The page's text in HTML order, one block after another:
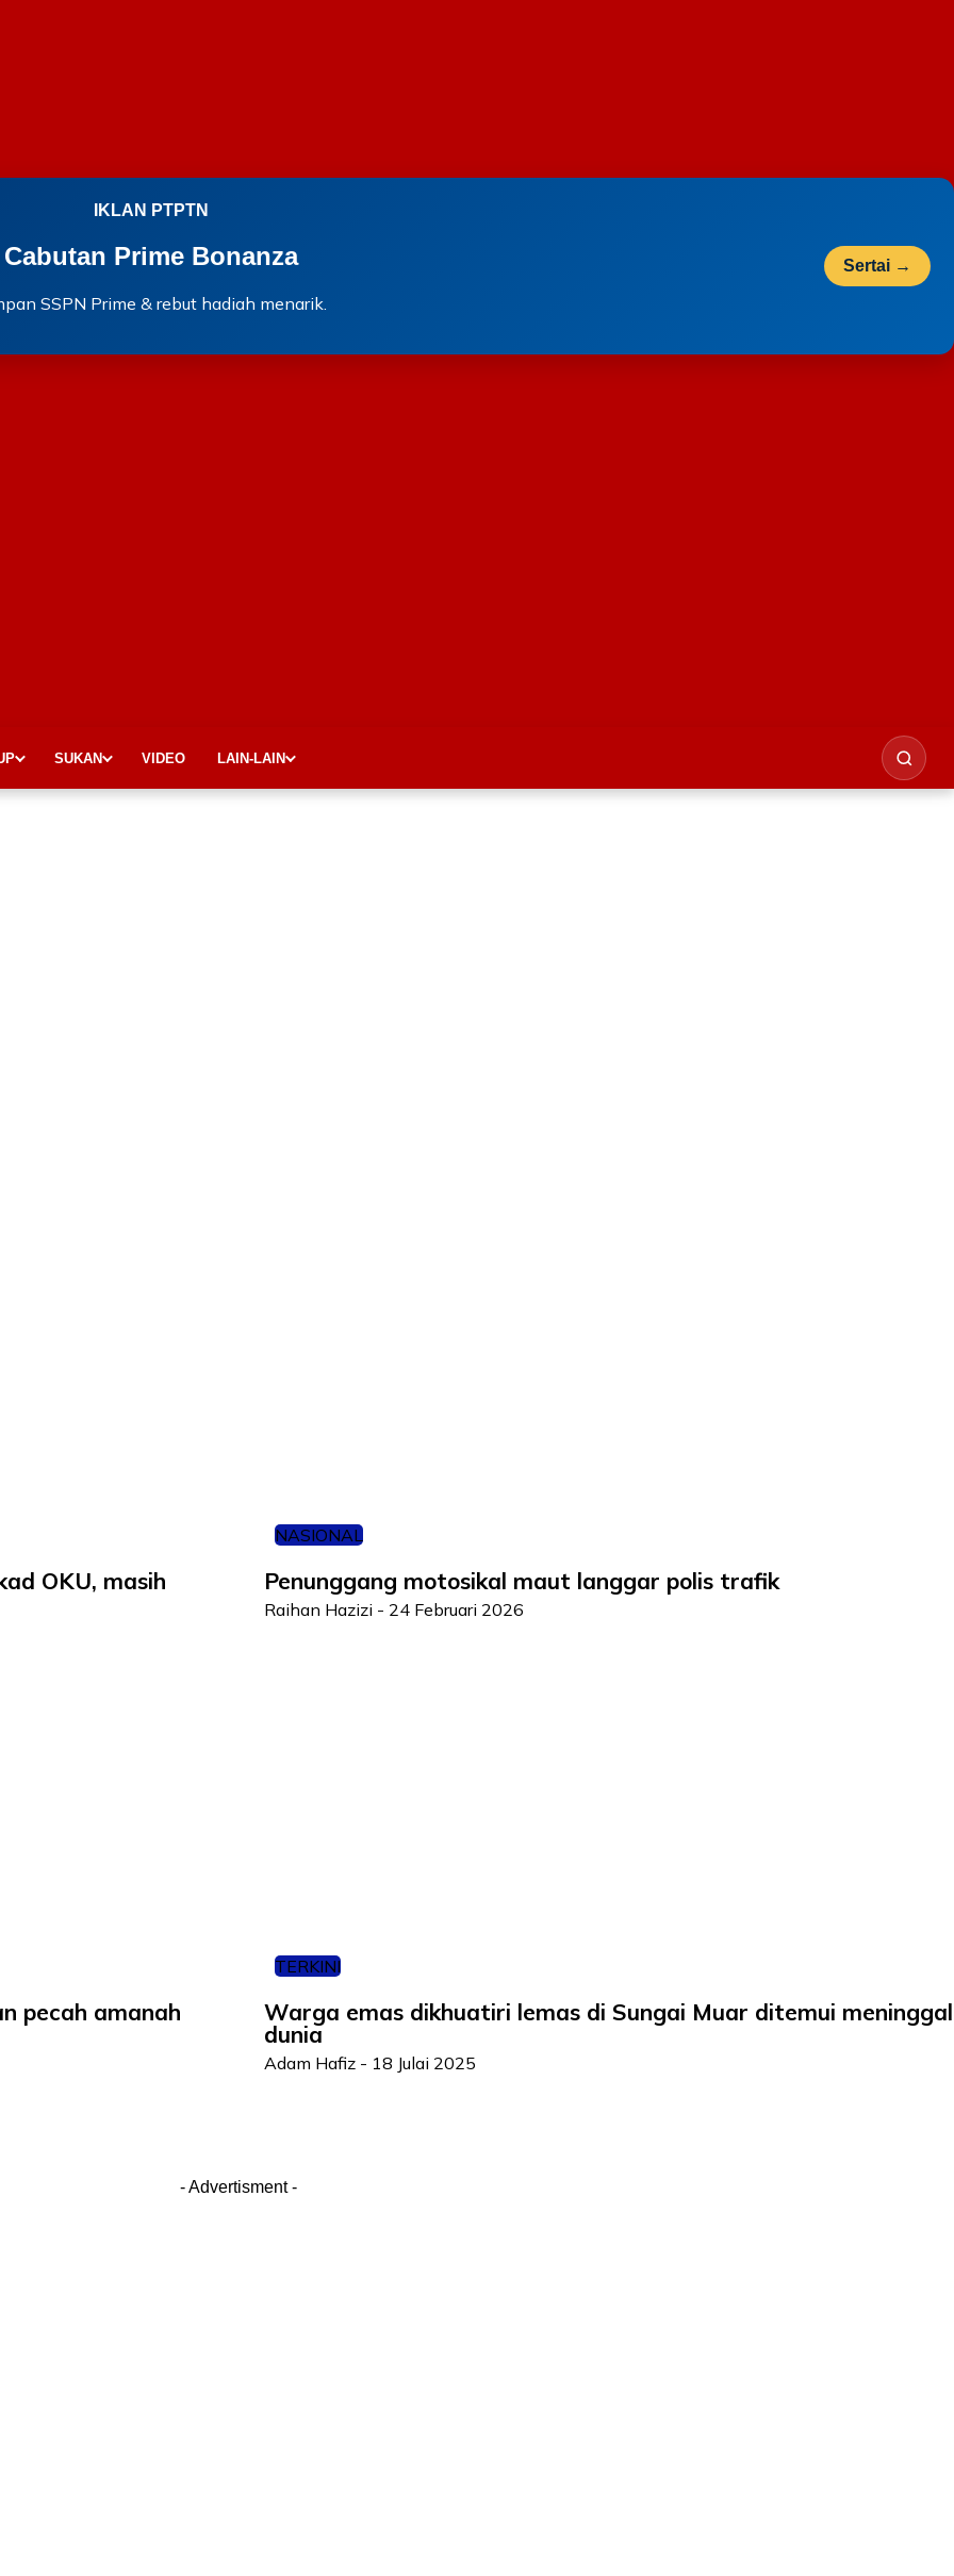
IKLAN PTPTN
Cabutan Prime Bonanza
SSPN Prime & rebut hadiah menarik.
Sertai →
SUKAN VIDEO LAIN-LAIN
OKU, masih
NASIONAL
Penunggang motosikal maut langgar polis trafik
Raihan Hazizi - 24 Februari 2026
pecah amanah
TERKINI
Warga emas dikhuatiri lemas di Sungai Muar ditemui meninggal
dunia
Adam Hafiz - 18 Julai 2025
- Advertisment -